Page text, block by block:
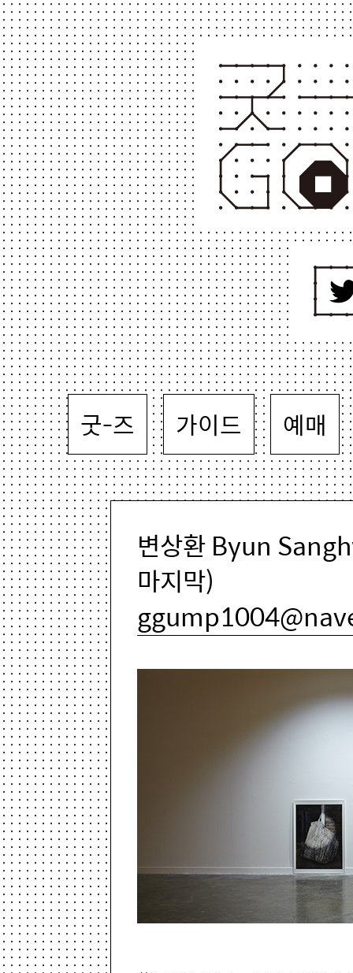
굿-즈 가이드 예매
변상환 Byun
마지막)